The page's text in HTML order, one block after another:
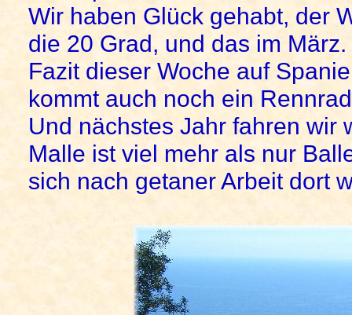
Wir haben Glück gehabt, der
die 20 Grad, und das im März.
Fazit dieser Woche auf
kommt auch noch ein
Und nächstes Jahr fahren wir
Malle ist viel mehr als nur
sich nach getaner Arbeit dort